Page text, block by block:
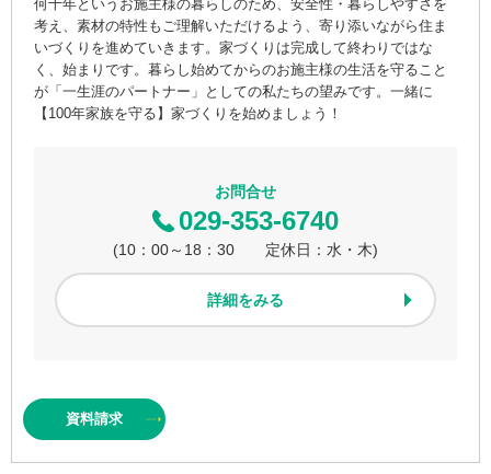
何十年というお施主様の暮らしのため、安全性・暮らしやすさを
考え、素材の特性もご理解いただけるよう、寄り添いながら住ま
いづくりを進めていきます。家づくりは完成して終わりではな
く、始まりです。暮らし始めてからのお施主様の生活を守ること
が「一生涯のパートナー」としての私たちの望みです。一緒に
【100年家族を守る】家づくりを始めましょう！
お問合せ
029-353-6740
(10：00～18：30 定休日：水・木)
詳細をみる
資料請求